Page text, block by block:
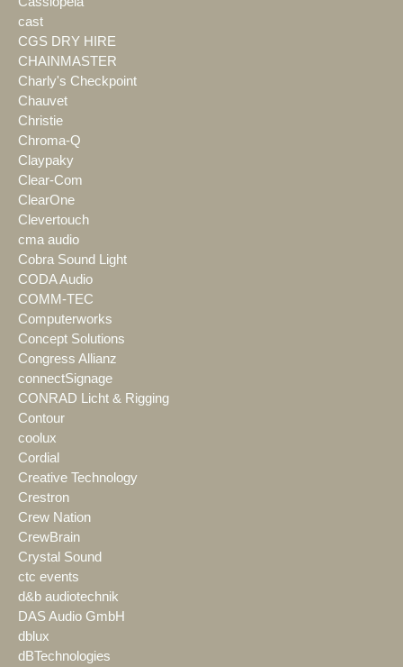
cast
CGS DRY HIRE
CHAINMASTER
Charly's Checkpoint
Chauvet
Christie
Chroma-Q
Claypaky
Clear-Com
ClearOne
Clevertouch
cma audio
Cobra Sound Light
CODA Audio
COMM-TEC
Computerworks
Concept Solutions
Congress Allianz
connectSignage
CONRAD Licht & Rigging
Contour
coolux
Cordial
Creative Technology
Crestron
Crew Nation
CrewBrain
Crystal Sound
ctc events
d&b audiotechnik
DAS Audio GmbH
dblux
dBTechnologies